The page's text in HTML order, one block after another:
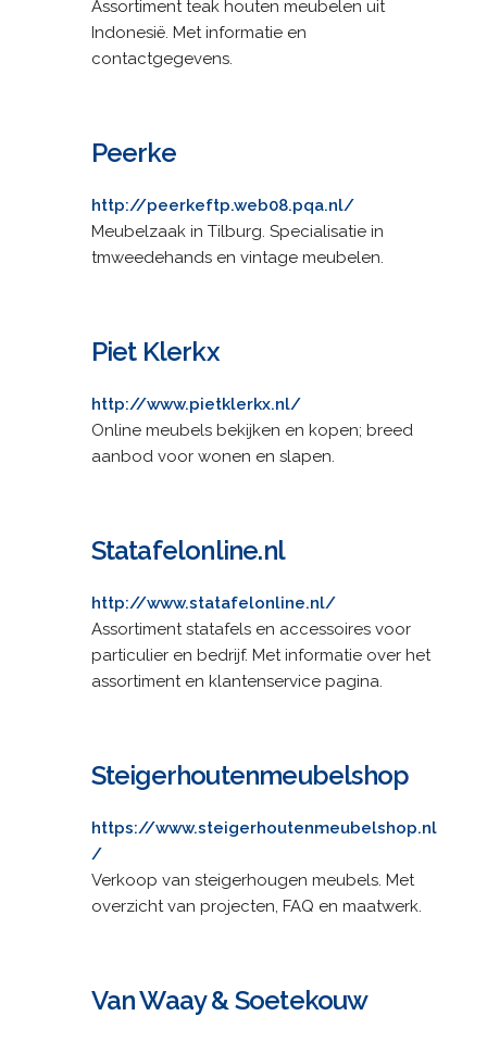
Assortiment teak houten meubelen uit
Indonesië. Met informatie en
contactgegevens.
Peerke
http://peerkeftp.web08.pqa.nl/
Meubelzaak in Tilburg. Specialisatie in
tmweedehands en vintage meubelen.
Piet Klerkx
http://www.pietklerkx.nl/
Online meubels bekijken en kopen; breed
aanbod voor wonen en slapen.
Statafelonline.nl
http://www.statafelonline.nl/
Assortiment statafels en accessoires voor
particulier en bedrijf. Met informatie over het
assortiment en klantenservice pagina.
Steigerhoutenmeubelshop
https://www.steigerhoutenmeubelshop.nl
/
Verkoop van steigerhougen meubels. Met
overzicht van projecten, FAQ en maatwerk.
Van Waay & Soetekouw